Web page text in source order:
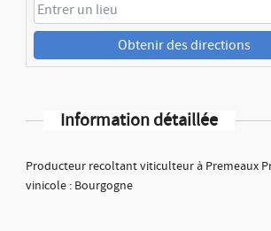
Obtenir des directions
Information détaillée
Producteur recoltant viticulteur à Premeaux
vinicole : Bourgogne